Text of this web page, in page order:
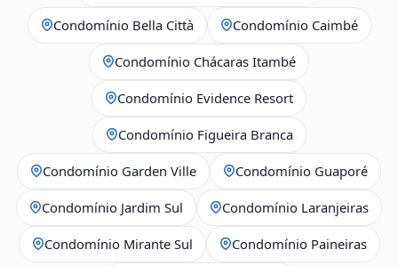
Condomínio Bella Città Condomínio Caimbé
Condomínio Chácaras Itambé
Condomínio Evidence Resort
Condomínio Figueira Branca
Condomínio Garden Ville Condomínio Guaporé
Condomínio Jardim Sul Condomínio Laranjeiras
Condomínio Mirante Sul Condomínio Paineiras